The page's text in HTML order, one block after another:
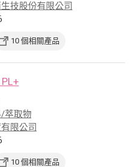
技股份有限公司
10 個相關產品
萃取物
限公司
10 個相關產品